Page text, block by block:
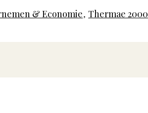
& Economie, Thermae 2000